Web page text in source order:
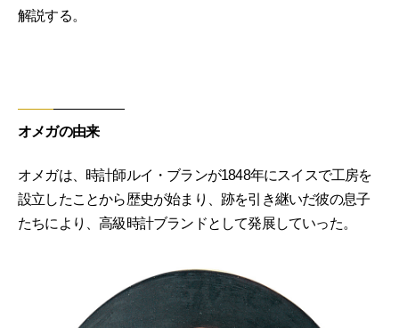
解説する。
オメガの由来
オメガは、時計師ルイ・ブランが1848年にスイスで工房を
設立したことから歴史が始まり、跡を引き継いだ彼の息子
たちにより、高級時計ブランドとして発展していった。